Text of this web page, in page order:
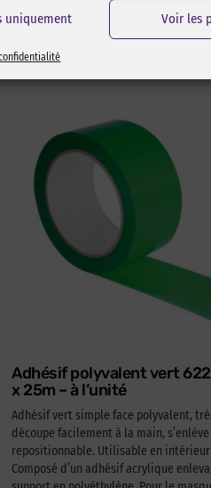
uniquement Voir les
Adhésif polyvalent vert
x 25m – à l’unité
Adhésif vert simple face polyvalent,
découpe facilement à la main,
repositionnable. Utilisable en
Composé d’un adhésif acrylique